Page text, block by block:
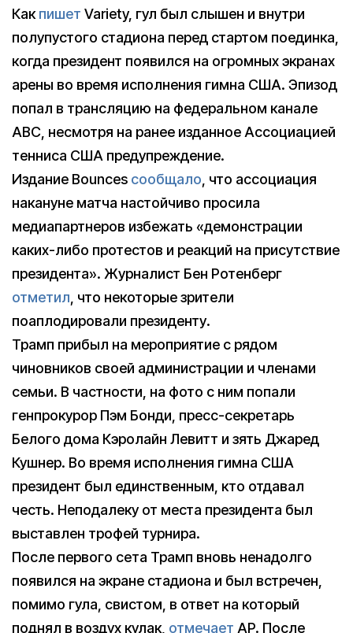
Какпишет Variety, гул был слышен и внутри
полупустого стадиона перед стартом поединка,
когда президент появился на огромных экранах
арены во время исполнения гимна США. Эпизод
попал в трансляцию на федеральном канале
ABC, несмотря на ранее изданное Ассоциацией
тенниса США предупреждение.
Издание Bounces сообщало, что ассоциация
накануне матча настойчиво просила
медиапартнеров избежать «демонстрации
каких-либо протестов и реакций на присутствие
президента». Журналист Бен Ротенберг
отметил, что некоторые зрители
поаплодировали президенту.
Трамп прибыл на мероприятие с рядом
чиновников своей администрации и членами
семьи. В частности, на фото с ним попали
генпрокурор Пэм Бонди, пресс-секретарь
Белого дома Кэролайн Левитт и зять Джаред
Кушнер. Во время исполнения гимна США
президент был единственным, кто отдавал
честь. Неподалеку от места президента был
выставлен трофей турнира.
После первого сета Трамп вновь ненадолго
появился на экране стадиона и был встречен,
помимо гула, свистом, в ответ на который
поднял в воздух кулак, отмечает AP. После